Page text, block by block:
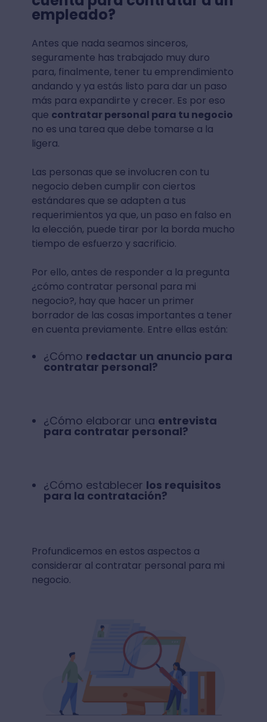
empleado?
Antes que nada seamos sinceros,
seguramente has trabajado muy duro
para, finalmente, tener tu emprendimiento
andando y ya estás listo para dar un paso
más para expandirte y crecer. Es por eso
que contratar personal para tu negocio
no es una tarea que debe tomarse a la
ligera.
Las personas que se involucren con tu
negocio deben cumplir con ciertos
estándares que se adapten a tus
requerimientos ya que, un paso en falso en
la elección, puede tirar por la borda mucho
tiempo de esfuerzo y sacrificio.
Por ello, antes de responder a la pregunta
¿cómo contratar personal para mi
negocio?, hay que hacer un primer
borrador de las cosas importantes a tener
en cuenta previamente. Entre ellas están:
¿Cómo redactar un anuncio para
contratar personal?
¿Cómo elaborar una entrevista
para contratar personal?
¿Cómo establecer los requisitos
para la contratación?
Profundicemos en estos aspectos a
considerar al contratar personal para mi
negocio.